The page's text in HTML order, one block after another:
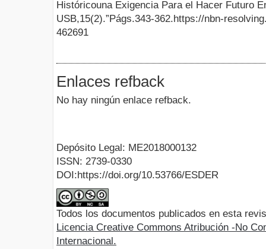
Históricouna Exigencia Para el Hacer Futuro
USB,15(2).”Págs.343-362.https://nbn-
462691
Enlaces refback
No hay ningún enlace refback.
Depósito Legal: ME2018000132
ISSN: 2739-0330
DOI:https://doi.org/10.53766/ESDER
Todos los documentos publicados en esta
Licencia Creative Commons Atribución -No
Internacional.